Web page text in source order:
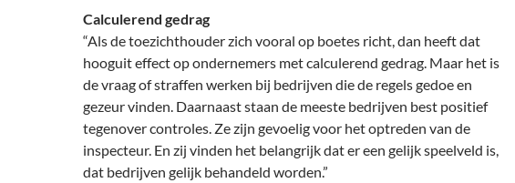
Calculerend gedrag
“Als de toezichthouder zich vooral op boetes richt, dan heeft dat
hooguit effect op ondernemers met calculerend gedrag. Maar het is
de vraag of straffen werken bij bedrijven die de regels gedoe en
gezeur vinden. Daarnaast staan de meeste bedrijven best positief
tegenover controles. Ze zijn gevoelig voor het optreden van de
inspecteur. En zij vinden het belangrijk dat er een gelijk speelveld is,
dat bedrijven gelijk behandeld worden.”